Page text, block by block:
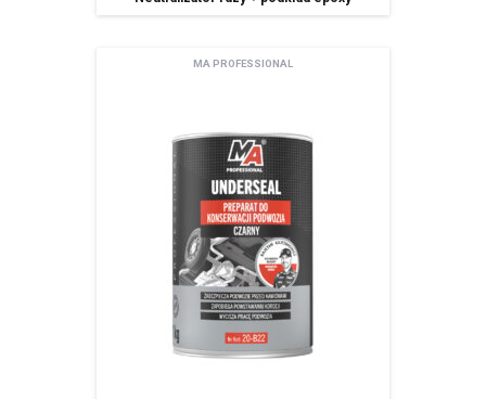
MA PROFESSIONAL
spółki należące do grupy kapitałowej
odwołania zgody na korzystanie z usługi newsletter,
przenoszenia danych, prawo wniesienia sprzeciwu, prawo do
cofnięcia zgody w dowolnym momencie bez wpływu na zgodność z
prawem przetwarzania, którego dokonano na podstawie zgody przed
jej cofnięcie oraz posiada Pan/i prawo do przenoszenia danych,
ma Pani/Pan prawo wniesienia skargi do organu nadzorczego,
Pani/Pana dane będą nie przetwarzane w sposób zautomatyzowany w
tym również w formie profilowania.
podanie danych osobowych jest dobrowolne ale niezbędne do
korzystania z usługi newsletter.